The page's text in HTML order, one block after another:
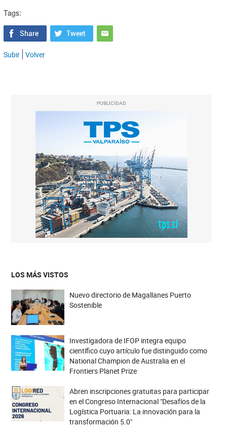
Tags:
Subir Volver
PUBLICIDAD
LOS MÁS VISTOS
Nuevo directorio de Magallanes Puerto
Sostenible
Investigadora de IFOP integra equipo
científico cuyo artículo fue distinguido como
National Champion de Australia en el
Frontiers Planet Prize
Abren inscripciones gratuitas para participar
en el Congreso Internacional "Desafíos de la
Logística Portuaria: La innovación para la
transformación 5.0"